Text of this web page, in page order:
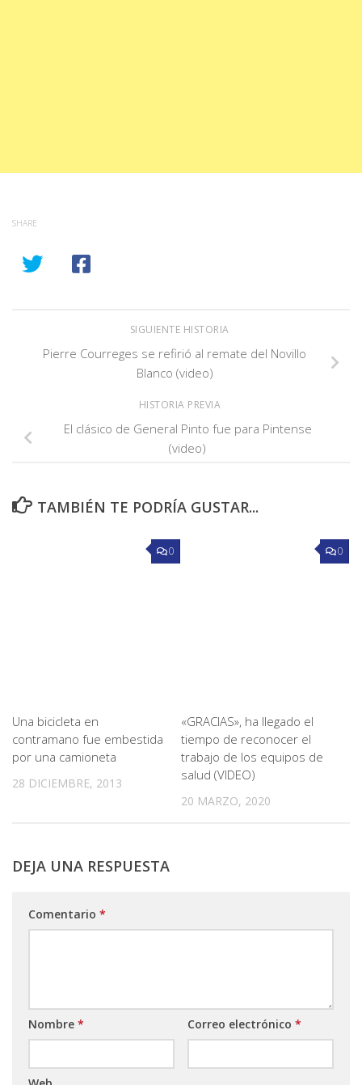
SHARE
SIGUIENTE HISTORIA
Pierre Courreges se refirió al remate del Novillo
Blanco (video)
HISTORIA PREVIA
El clásico de General Pinto fue para Pintense
(video)
TAMBIÉN TE PODRÍA GUSTAR...
0
Una bicicleta en
contramano fue embestida
por una camioneta
28 DICIEMBRE, 2013
0
«GRACIAS», ha llegado el
tiempo de reconocer el
trabajo de los equipos de
salud (VIDEO)
20 MARZO, 2020
DEJA UNA RESPUESTA
Comentario *
Nombre * Correo electrónico *